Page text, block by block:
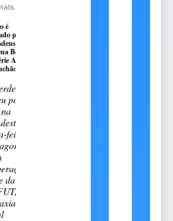
é
pelo
Be8
A2
por
feira
da